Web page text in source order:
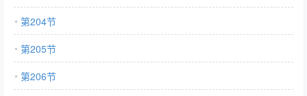
第204节
第205节
第206节